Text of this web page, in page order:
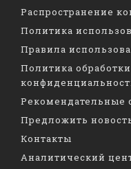
Распространение
Политика
Правила
Политика
Рекомендательные
Предложить
Контакты
Аналитический